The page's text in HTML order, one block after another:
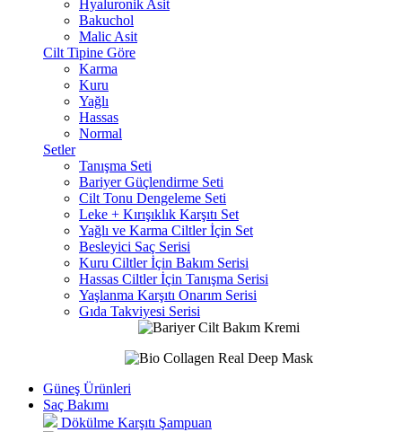
Hyaluronik Asit
Bakuchol
Malic Asit
Cilt Tipine Göre
Karma
Kuru
Yağlı
Hassas
Normal
Setler
Tanışma Seti
Bariyer Güçlendirme Seti
Cilt Tonu Dengeleme Seti
Leke + Kırışıklık Karşıtı Set
Yağlı ve Karma Ciltler İçin Set
Besleyici Saç Serisi
Kuru Ciltler İçin Bakım Serisi
Hassas Ciltler İçin Tanışma Serisi
Yaşlanma Karşıtı Onarım Serisi
Gıda Takviyesi Serisi
Güneş Ürünleri
Saç Bakımı
Dökülme Karşıtı Şampuan